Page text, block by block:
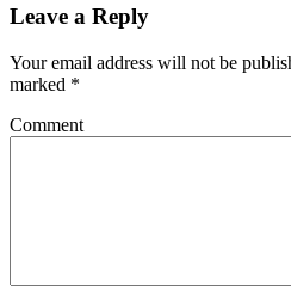
Leave a Reply
Your email address will not be
marked *
Comment